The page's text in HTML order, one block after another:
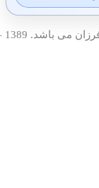
تمامی حقوق این